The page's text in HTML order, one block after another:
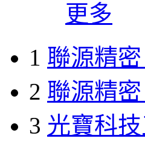
更多
1 聯源精
2 聯源精
3 光寶科